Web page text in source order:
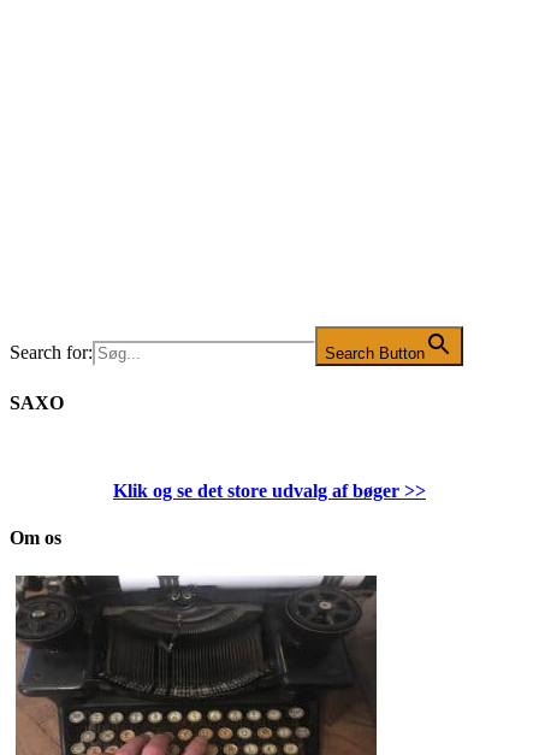
Search for: Search Button
SAXO
Klik og se det store udvalg af bøger >>
Om os